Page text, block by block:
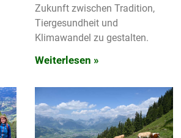
Zukunft zwischen Tradition,
Tiergesundheit und
Klimawandel zu gestalten.
Weiterlesen »